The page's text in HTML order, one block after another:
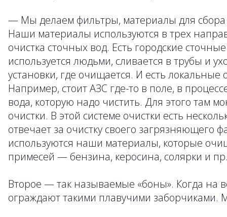
— Мы делаем фильтры, материалы для
Наши материалы используются в трех
очистка сточных вод. Есть городские
используется людьми, сливается в трубы и
установки, где очищается. И есть
Например, стоит АЗС где-то в поле, в
вода, которую надо чистить. Для этого там
очистки. В этой системе очистки есть
отвечает за очистку своего загрязняющего
используются наши материалы, которые
примесей — бензина, керосина, солярки и
Второе — так называемые «боны». Когда на
ограждают такими плавучими заборчиками.